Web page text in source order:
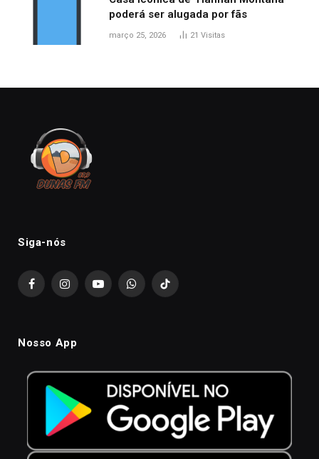
poderá ser alugada por fãs
março 25, 2026 21 Visitas
Siga-nós
FacebookInstagramYouTubeWhatsAppTikTok
Nosso App